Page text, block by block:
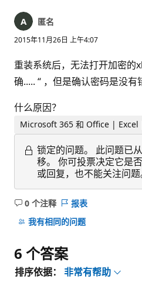
匿名
2015年11月26日 上午4:07
重装系统后，无法打开加密的
确..... “ ，但是确认密码是没有
什么原因？
Microsoft 365 和 Office |
锁定的问题。
此问题已
移。 你可投票决定它是
或回复，也不能关注问题
0 个注释
无
注
报表
我有相同的问题
6 个答案
排序依据： 非常有帮助